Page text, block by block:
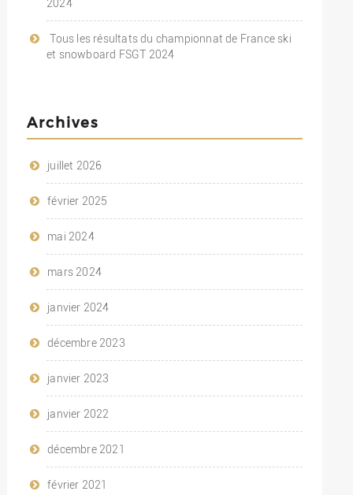
2024
Tous les résultats du championnat de France ski
et snowboard FSGT 2024
Archives
juillet 2026
février 2025
mai 2024
mars 2024
janvier 2024
décembre 2023
janvier 2023
janvier 2022
décembre 2021
février 2021